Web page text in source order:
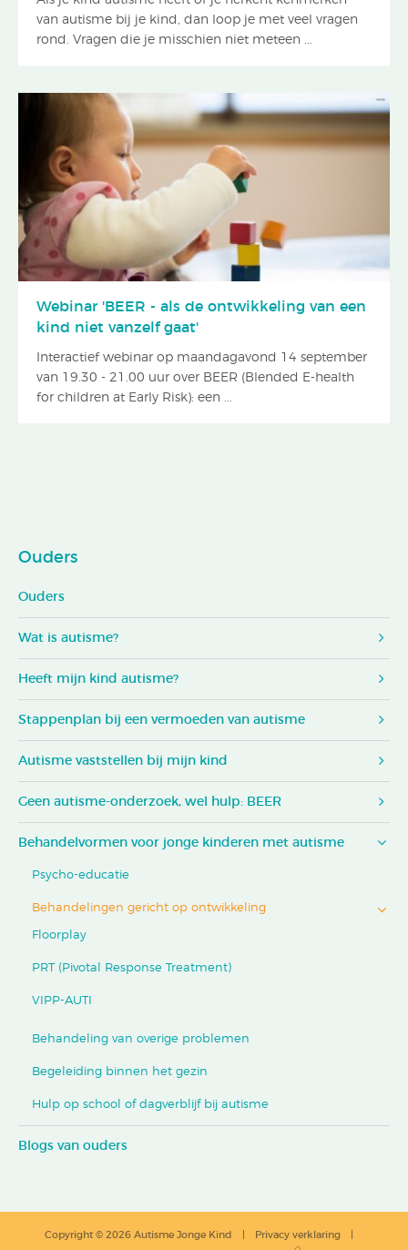
van autisme bij je kind, dan loop je met veel vragen
rond. Vragen die je misschien niet meteen ...
Webinar 'BEER - als de ontwikkeling van een
kind niet vanzelf gaat'
Interactief webinar op maandagavond 14 september
van 19.30 - 21.00 uur over BEER (Blended E-health
for children at Early Risk): een ...
Ouders
Ouders
Wat is autisme?
Heeft mijn kind autisme?
Stappenplan bij een vermoeden van autisme
Autisme vaststellen bij mijn kind
Geen autisme-onderzoek, wel hulp: BEER
Behandelvormen voor jonge kinderen met autisme
Psycho-educatie
Behandelingen gericht op ontwikkeling
Floorplay
PRT (Pivotal Response Treatment)
VIPP-AUTI
Behandeling van overige problemen
Begeleiding binnen het gezin
Hulp op school of dagverblijf bij autisme
Blogs van ouders
Copyright © 2026 Autisme Jonge Kind Privacy verklaring